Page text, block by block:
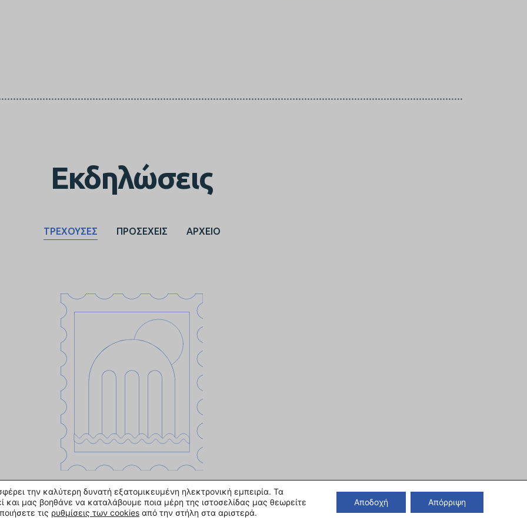
Εκδηλώσεις
ΤΡΕΧΟΥΣΕΣ ΠΡΟΣΕΧΕΙΣ ΑΡΧΕΙΟ
Δεν υπάρχουν τρέχουσες εκδηλώσεις, δείτε τις προσεχείς
την καλύτερη δυνατή εξατομικευμένη ηλεκτρονική εμπειρία. Τα
μας βοηθάνε να καταλάβουμε ποια μέρη της ιστοσελίδας μας θεωρείτε
τις ρυθμίσεις των cookies από την στήλη στα αριστερά.
Αποδοχή Απόρριψη